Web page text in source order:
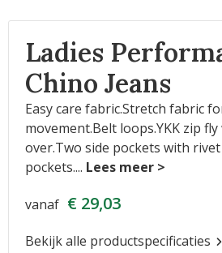
Ladies
Chino Jeans
Easy care fabric.Stretch fabric
movement.Belt loops.YKK zip
over.Two side pockets with
pockets....
vanaf € 29,03
Bekijk alle productspecificaties